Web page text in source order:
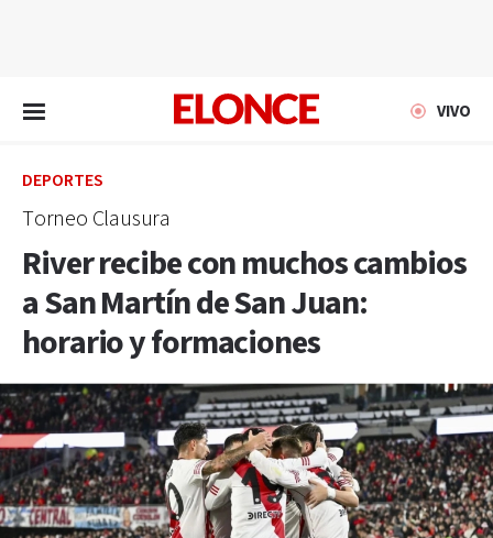
VIVO
DEPORTES
Torneo Clausura
River recibe con muchos cambios
a San Martín de San Juan:
horario y formaciones